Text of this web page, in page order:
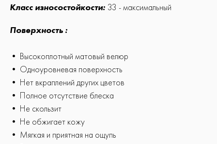
Класс износостойкости: 33 - максимальный
Поверхность :
• Высокоплотный матовый велюр
• Одноуровневая поверхность
• Нет вкраплений других цветов
• Полное отсутствие блеска
• Не скользит
• Не обжигает кожу
• Мягкая и приятная на ощупь